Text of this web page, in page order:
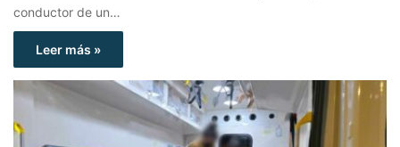
conductor de un…
Leer más »